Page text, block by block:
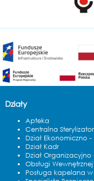
Działy
Apteka
Centralna
Dział Ekonomiczno -
Dział Kadr
Dział
Obsługi Wewnętrznej
Posługa kapelana